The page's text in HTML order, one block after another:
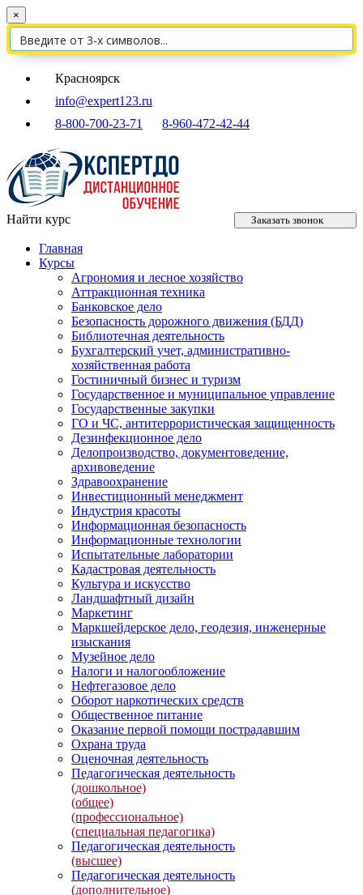
×
Красноярск
info@expert123.ru
8-800-700-23-71
8-960-472-42-44
Найти курс Заказать звонок
Главная
Курсы
Агрономия и лесное хозяйство
Аттракционная техника
Банковское дело
Безопасность дорожного движения (БДД)
Библиотечная деятельность
Бухгалтерский учет, административно-
хозяйственная работа
Гостиничный бизнес и туризм
Государственное и муниципальное управление
Государственные закупки
ГО и ЧС, антитеррористическая защищенность
Дезинфекционное дело
Делопроизводство, документоведение,
архивоведение
Здравоохранение
Инвестиционный менеджмент
Индустрия красоты
Информационная безопасность
Информационные технологии
Испытательные лаборатории
Кадастровая деятельность
Культура и искусство
Ландшафтный дизайн
Маркетинг
Маркшейдерское дело, геодезия, инженерные
изыскания
Музейное дело
Налоги и налогообложение
Нефтегазовое дело
Оборот наркотических средств
Общественное питание
Оказание первой помощи пострадавшим
Охрана труда
Оценочная деятельность
Педагогическая деятельность
(дошкольное)
(общее)
(профессиональное)
(специальная педагогика)
Педагогическая деятельность
(высшее)
Педагогическая деятельность
(дополнительное)